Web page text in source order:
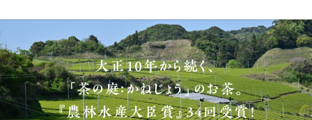
大正10年から続く、
「茶の庭：かねじょう」のお茶。
『農林水産大臣賞』34回受賞！